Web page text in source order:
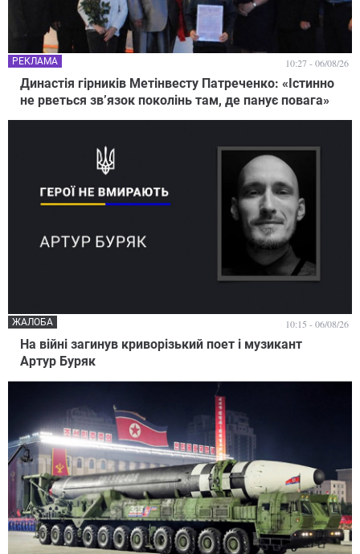
Династія гірників Метінвесту Патреченко: «Істинно
не рветься зв’язок поколінь там, де панує повага»
РЕКЛАМА 10:27 - 06/08/26
На війні загинув криворізький поет і музикант
Артур Буряк
ЖАЛОБА 10:15 - 06/08/26